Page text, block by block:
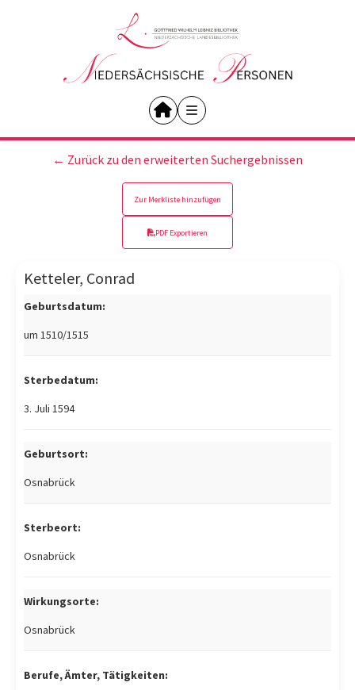
← Zurück zu den erweiterten Suchergebnissen
Zur Merkliste hinzufügen
PDF Exportieren
Ketteler, Conrad
Geburtsdatum:
um 1510/1515
Sterbedatum:
3. Juli 1594
Geburtsort:
Osnabrück
Sterbeort:
Osnabrück
Wirkungsorte:
Osnabrück
Berufe, Ämter, Tätigkeiten: